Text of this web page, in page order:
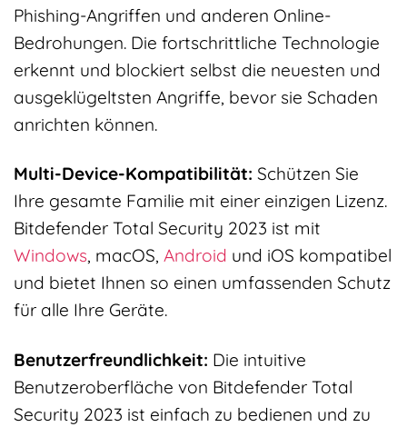
Phishing-Angriffen und anderen Online-
Bedrohungen. Die fortschrittliche Technologie
erkennt und blockiert selbst die neuesten und
ausgeklügeltsten Angriffe, bevor sie Schaden
anrichten können.
Multi-Device-Kompatibilität: Schützen Sie
Ihre gesamte Familie mit einer einzigen Lizenz.
Bitdefender Total Security 2023 ist mit
Windows, macOS, Android und iOS kompatibel
und bietet Ihnen so einen umfassenden Schutz
für alle Ihre Geräte.
Benutzerfreundlichkeit: Die intuitive
Benutzeroberfläche von Bitdefender Total
Security 2023 ist einfach zu bedienen und zu